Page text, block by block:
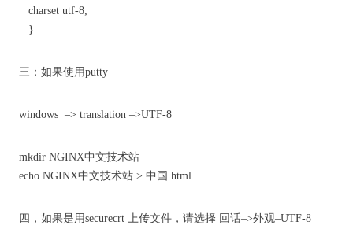
charset utf-8;
}
三：如果使用putty
windows –> translation –>UTF-8
mkdir NGINX中文技术站
echo NGINX中文技术站 > 中国.html
四，如果是用securecrt 上传文件，请选择 回话–>外观–UTF-8